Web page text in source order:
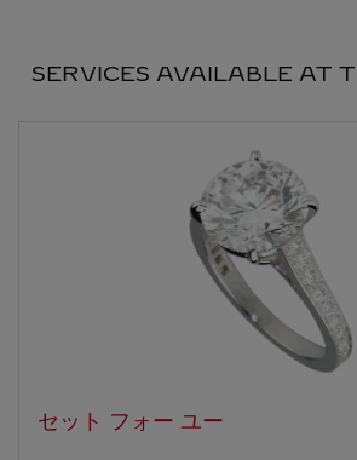
SERVICES AVAILABLE AT
セット フォー ユー